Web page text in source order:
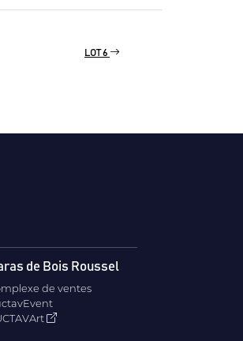
LOT 6
de Bois Roussel
de ventes